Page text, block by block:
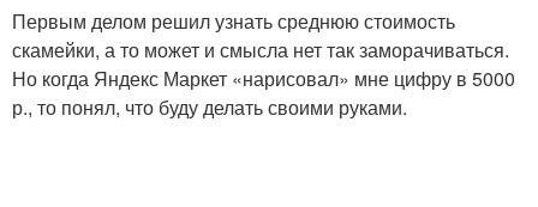
Первым делом решил узнать среднюю стоимость
скамейки, а то может и смысла нет так заморачиваться.
Но когда Яндекс Маркет «нарисовал» мне цифру в 5000
р., то понял, что буду делать своими руками.